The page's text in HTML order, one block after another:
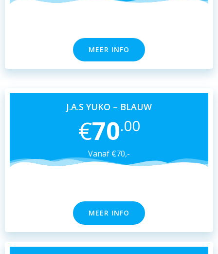
MEER INFO
J.A.S YUKO – BLAUW
€70.00
Vanaf €70,-
MEER INFO